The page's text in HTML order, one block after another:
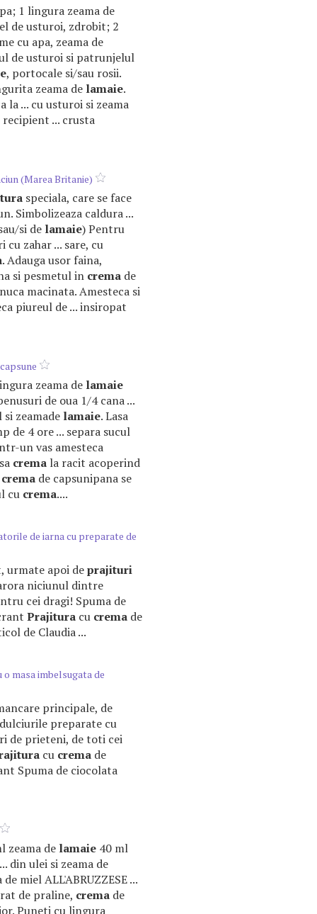
1 lingura zeama de
de usturoi, zdrobit; 2
cu apa, zeama de
de usturoi si patrunjelul
, portocale si/sau rosii.
zeama de lamaie.
la ... cu usturoi si zeama
... crusta
(Marea Britanie)
speciala, care se face
Simbolizeaza caldura ...
si de lamaie) Pentru
zahar ... sare, cu
. Adauga usor faina,
si pesmetul in crema de
macinata. Amesteca si
piureul de ... insiropat
zeama de lamaie
de oua 1/4 cana ...
si zeamade lamaie. Lasa
de 4 ore ... separa sucul
un vas amesteca
crema la racit acoperind
crema de capsunipana se
cu crema....
de iarna cu preparate de
urmate apoi deprajituri
niciunul dintre
cei dragi! Spuma de
Prajitura cu crema de
de Claudia ...
masa imbelsugata de
principale, de
preparate cu
de prieteni, de toti cei
cu crema de
Spuma de ciocolata
zeama de lamaie 40 ml
din ulei si zeama de
de miel ALL'ABRUZZESE ...
de praline, crema de
Puneti cu lingura